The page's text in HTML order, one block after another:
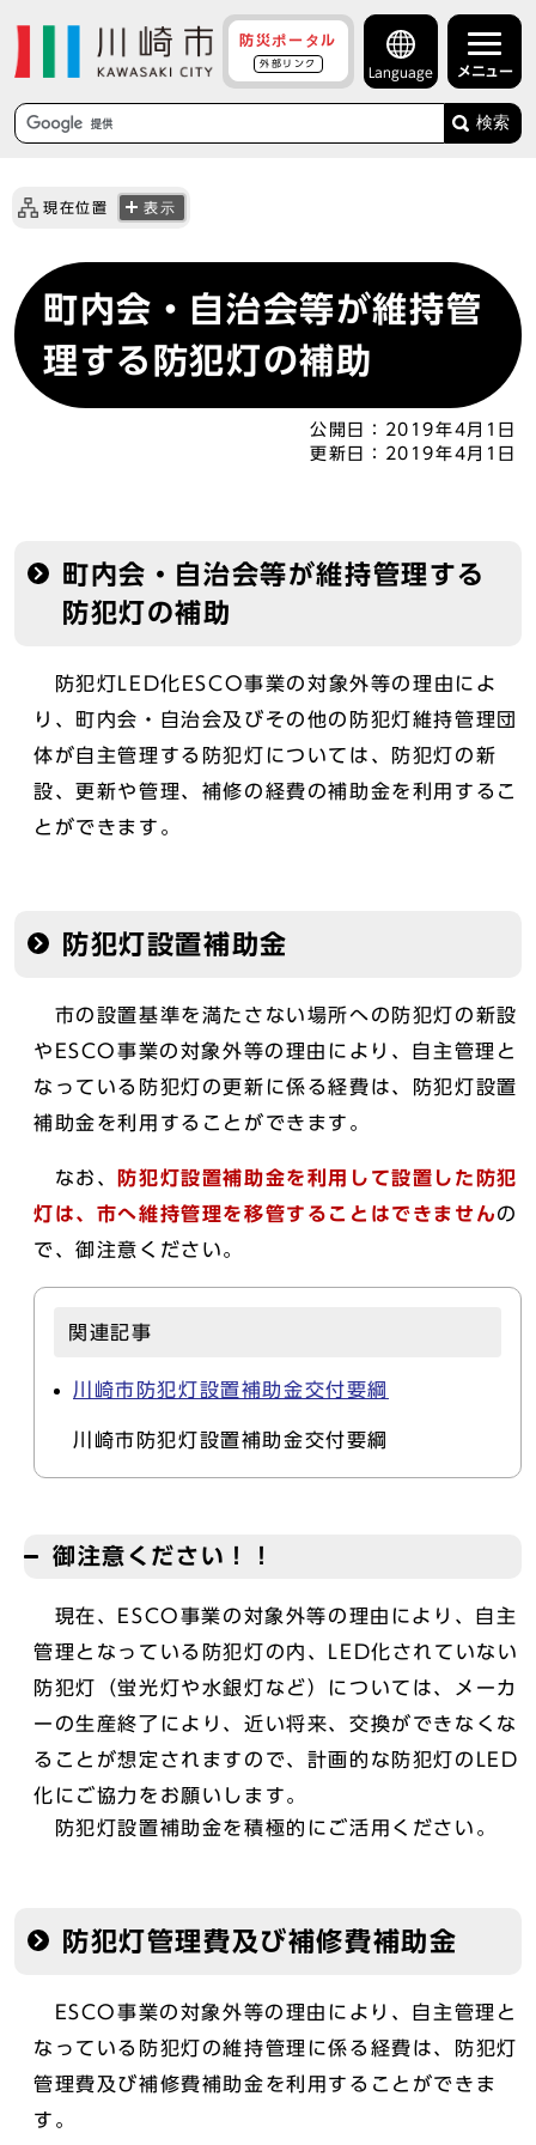
防災ポータル
外部リンク
Language メニュー
検索
現在位置 表示
町内会・自治会等が維持管
理する防犯灯の補助
公開日：
2019年4月1日
更新日：
2019年4月1日
町内会・自治会等が維持管理する
防犯灯の補助
防犯灯LED化ESCO事業の対象外等の理由によ
り、町内会・自治会及びその他の防犯灯維持管理団
体が自主管理する防犯灯については、防犯灯の新
設、更新や管理、補修の経費の補助金を利用するこ
とができます。
防犯灯設置補助金
市の設置基準を満たさない場所への防犯灯の新設
やESCO事業の対象外等の理由により、自主管理と
なっている防犯灯の更新に係る経費は、防犯灯設置
補助金を利用することができます。
なお、 防犯灯設置補助金を利用して設置した防犯
灯は、市へ維持管理を移管することはできませんの
で、御注意ください。
関連記事
川崎市防犯灯設置補助金交付要綱
川崎市防犯灯設置補助金交付要綱
御注意ください！！
現在、ESCO事業の対象外等の理由により、自主
管理となっている防犯灯の内、LED化されていない
防犯灯（蛍光灯や水銀灯など）については、メーカ
ーの生産終了により、近い将来、交換ができなくな
ることが想定されますので、計画的な防犯灯のLED
化にご協力をお願いします。
防犯灯設置補助金を積極的にご活用ください。
防犯灯管理費及び補修費補助金
ESCO事業の対象外等の理由により、自主管理と
なっている防犯灯の維持管理に係る経費は、防犯灯
管理費及び補修費補助金を利用することができま
す。